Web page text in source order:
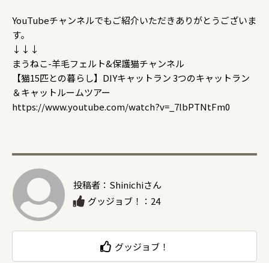
YouTubeチャンネルでもご紹介いただきありがとうございま
す。
↓↓↓
まうねこ-羊毛フェルト&保護猫チャンネル
【猫15匹との暮らし】DIYキャットラン 3つのキャットラン
＆キャットルームツアー
https://www.youtube.com/watch?v=_7lbPTNtFm0
投稿者：Shinichiさん
グッジョブ！：24
グッジョブ！